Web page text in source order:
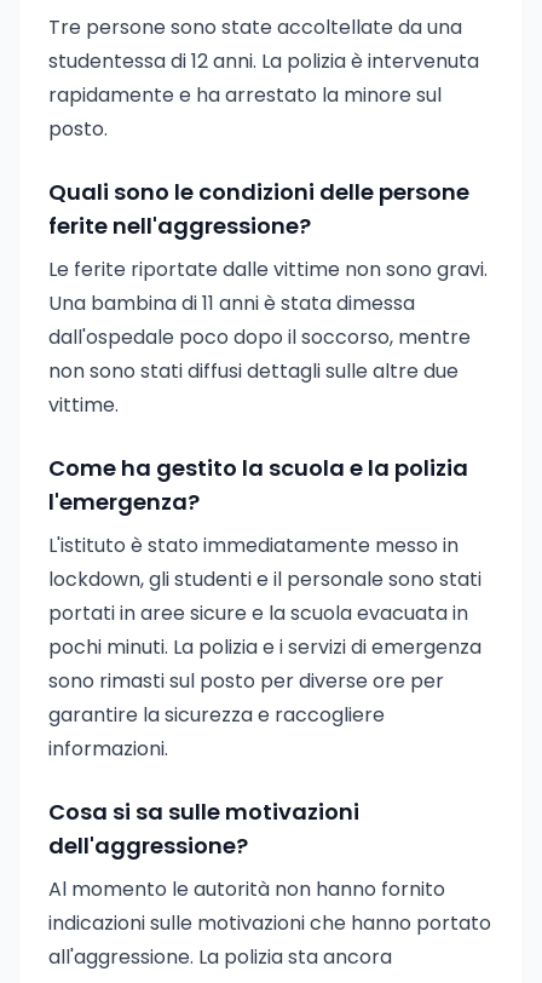
Tre persone sono state accoltellate da una
studentessa di 12 anni. La polizia è intervenuta
rapidamente e ha arrestato la minore sul
posto.
Quali sono le condizioni delle persone
ferite nell'aggressione?
Le ferite riportate dalle vittime non sono gravi.
Una bambina di 11 anni è stata dimessa
dall'ospedale poco dopo il soccorso, mentre
non sono stati diffusi dettagli sulle altre due
vittime.
Come ha gestito la scuola e la polizia
l'emergenza?
L'istituto è stato immediatamente messo in
lockdown, gli studenti e il personale sono stati
portati in aree sicure e la scuola evacuata in
pochi minuti. La polizia e i servizi di emergenza
sono rimasti sul posto per diverse ore per
garantire la sicurezza e raccogliere
informazioni.
Cosa si sa sulle motivazioni
dell'aggressione?
Al momento le autorità non hanno fornito
indicazioni sulle motivazioni che hanno portato
all'aggressione. La polizia sta ancora